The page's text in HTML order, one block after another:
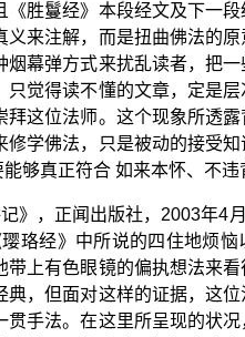
胜鬘经》本段经文及下一
来注解，而是扭曲佛法的
幕弹方式来扰乱读者，把
觉得读不懂的文章，定是
这位法师。这个现象所透
学佛法，只是被动的接受
够真正符合 如来本怀、不违
》，正闻出版社，2003年4
珞经》中所说的四住地烦
上有色眼镜的偏执想法来
，但面对这样的证据，这
手法。在这里所呈现的状